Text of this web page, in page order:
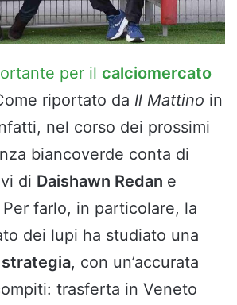
per il calciomercato
riportato da Il Mattino in
nel corso dei prossimi
biancoverde conta di
di Daishawn Redan e
Per farlo, in particolare, la
dei lupi ha studiato una
strategia, con un’accurata
trasferta in Veneto